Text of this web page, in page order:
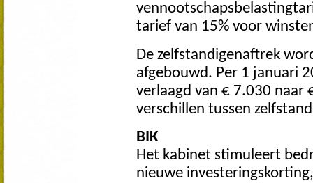
tarief van 15% voor
De zelfstandigenaftrek
afgebouwd. Per 1 januari
verlaagd van € 7.030 naar
verschillen tussen
BIK
Het kabinet stimuleert
nieuwe